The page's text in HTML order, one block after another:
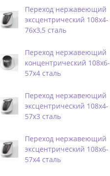
Переход нержавеющий
эксцентрический 108х4-
76х3,5 сталь
Переход нержавеющий
концентрический 108х6-
57х4 сталь
Переход нержавеющий
эксцентрический 108х4-
57х3 сталь
Переход нержавеющий
эксцентрический 108х6-
57х4 сталь